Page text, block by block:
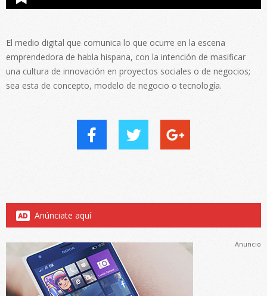
El medio digital que comunica lo que ocurre en la escena
emprendedora de habla hispana, con la intención de masificar
una cultura de innovación en proyectos sociales o de negocios;
sea esta de concepto, modelo de negocio o tecnología.
Anúnciate aquí
Anuncio